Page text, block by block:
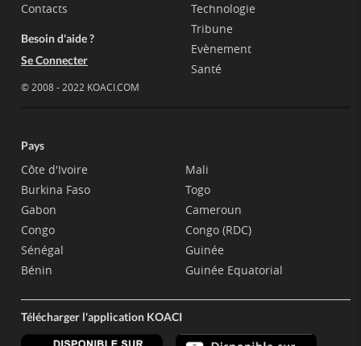
Contacts
Besoin d'aide ?
Se Connecter
© 2008 - 2022 KOACI.COM
Technologie
Tribune
Evènement
Santé
Pays
Côte d'Ivoire
Burkina Faso
Gabon
Congo
Sénégal
Bénin
Mali
Togo
Cameroun
Congo (RDC)
Guinée
Guinée Equatorial
Télécharger l'application KOACI